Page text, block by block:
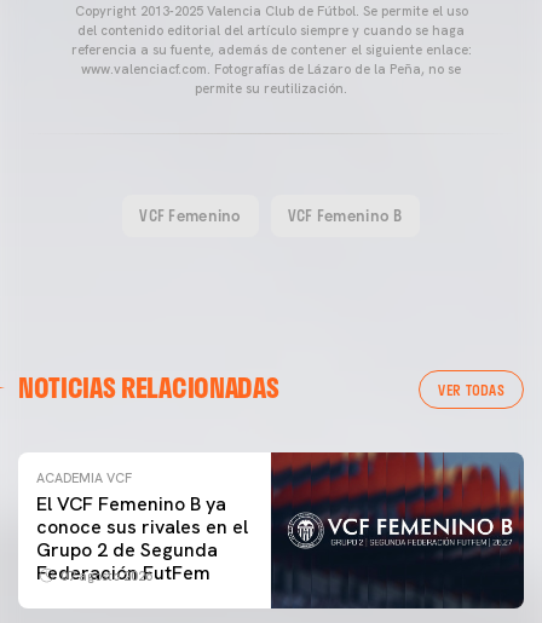
Copyright 2013-2025 Valencia Club de Fútbol. Se permite el uso
del contenido editorial del artículo siempre y cuando se haga
referencia a su fuente, además de contener el siguiente enlace:
www.valenciacf.com. Fotografías de Lázaro de la Peña, no se
permite su reutilización.
VCF Femenino VCF Femenino B
NOTICIAS RELACIONADAS VER TODAS
ACADEMIA VCF
El VCF Femenino B ya
conoce sus rivales en el
Grupo 2 de Segunda
Federación FutFem
07 agosto 2026